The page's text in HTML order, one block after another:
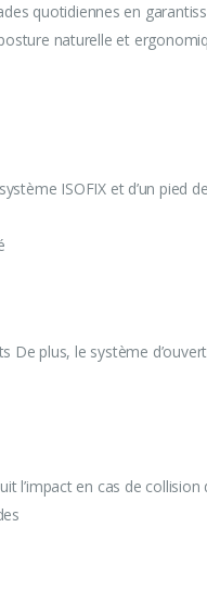
quotidiennes en
naturelle et
ISOFIX et d’un pied
plus, le système
l’impact en cas de